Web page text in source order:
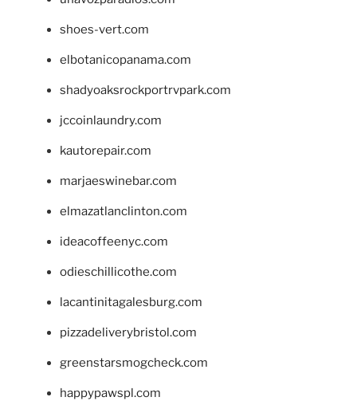
shoes-vert.com
elbotanicopanama.com
shadyoaksrockportrvpark.com
jccoinlaundry.com
kautorepair.com
marjaeswinebar.com
elmazatlanclinton.com
ideacoffeenyc.com
odieschillicothe.com
lacantinitagalesburg.com
pizzadeliverybristol.com
greenstarsmogcheck.com
happypawspl.com